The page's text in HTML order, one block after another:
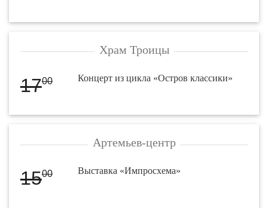
Храм Троицы
1700 Концерт из цикла «Остров классики»
Артемьев-центр
1500 Выставка «Импросхема»